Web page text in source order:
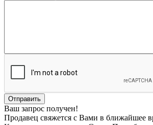
Ваш запрос получен!
Продавец свяжется с Вами в ближайшее